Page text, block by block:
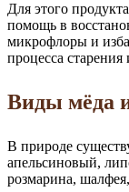
Для этого
помощь в
микрофлоры и
процесса
Виды мёда
В природе
апельсиновый,
розмарина,